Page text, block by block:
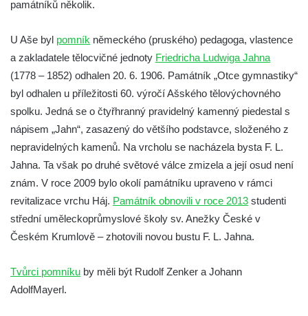
Socha Plejtvák obrovský v ZOO Hluboká
Socha Mamutí lebka v ZOO Hluboká
Socha Orel v ZOO Hluboká
Socha Vydry si hrají v ZOO Hluboká
Socha Přátelství v ZOO Hluboká
Socha Matka příroda v ZOO Hluboká
Socha Lišky v ZOO Hluboká
Socha Kudlanka v ZOO Hluboká
Socha Vlčice s mládětem v ZOO Hluboká
Socha Rys číhající na srnu v ZOO Hluboká
Socha Tygr v ZOO Hluboká
památníků několik.
U Aše byl pomník německého (pruského) pedagoga, vlastence
a zakladatele tělocvičné jednoty Friedricha Ludwiga Jahna
(1778 – 1852) odhalen 20. 6. 1906. Památník „Otce gymnastiky“
byl odhalen u příležitosti 60. výročí Ašského tělovýchovného
spolku. Jedná se o čtyřhranný pravidelný kamenný piedestal s
nápisem „Jahn“, zasazený do většího podstavce, složeného z
nepravidelných kamenů. Na vrcholu se nacházela bysta F. L.
Jahna. Ta však po druhé světové válce zmizela a její osud není
znám. V roce 2009 bylo okolí památníku upraveno v rámci
revitalizace vrchu Háj. Památník obnovili v roce 2013 studenti
střední uměleckoprůmyslové školy sv. Anežky České v
Českém Krumlově – zhotovili novou bustu F. L. Jahna.
Tvůrci pomníku by měli být Rudolf Zenker a Johann
AdolfMayerl.